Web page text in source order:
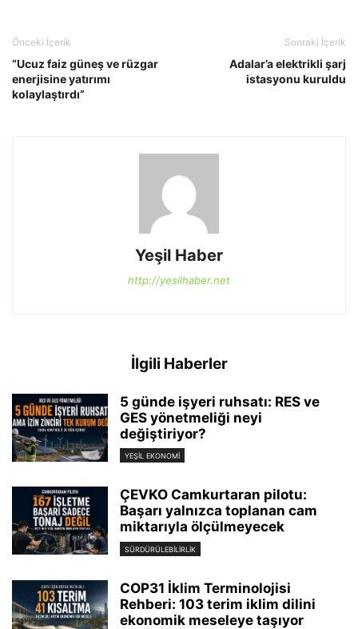
Önceki İçerik
“Ucuz faiz güneş ve rüzgar
enerjisine yatırımı
kolaylaştırdı”
Sonraki İçerik
Adalar’a elektrikli şarj
istasyonu kuruldu
Yeşil Haber
http://yesilhaber.net
İlgili Haberler
5 günde işyeri ruhsatı: RES ve
GES yönetmeliği neyi
değiştiriyor?
YEŞIL EKONOMI
ÇEVKO Camkurtaran pilotu:
Başarı yalnızca toplanan cam
miktarıyla ölçülmeyecek
SÜRDÜRÜLEBILIRLIK
COP31 İklim Terminolojisi
Rehberi: 103 terim iklim dilini
ekonomik meseleye taşıyor